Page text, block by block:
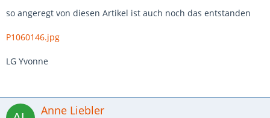
so angeregt von diesen Artikel ist auch noch das entstanden
P1060146.jpg
LG Yvonne
Anne Liebler